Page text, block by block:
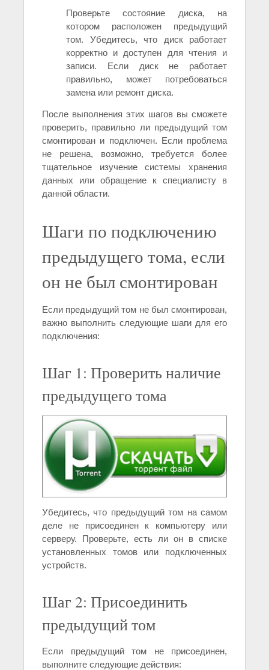
Проверьте состояние диска, на
котором расположен предыдущий
том. Убедитесь, что диск работает
корректно и доступен для чтения и
записи. Если диск не работает
правильно, может потребоваться
замена или ремонт диска.
После выполнения этих шагов вы сможете
проверить, правильно ли предыдущий том
смонтирован и подключен. Если проблема
не решена, возможно, требуется более
тщательное изучение системы хранения
данных или обращение к специалисту в
данной области.
Шаги по подключению
предыдущего тома, если
он не был смонтирован
Если предыдущий том не был смонтирован,
важно выполнить следующие шаги для его
подключения:
Шаг 1: Проверить наличие
предыдущего тома
Убедитесь, что предыдущий том на самом
деле не присоединен к компьютеру или
серверу. Проверьте, есть ли он в списке
установленных томов или подключенных
устройств.
Шаг 2: Присоединить
предыдущий том
Если предыдущий том не присоединен,
выполните следующие действия: